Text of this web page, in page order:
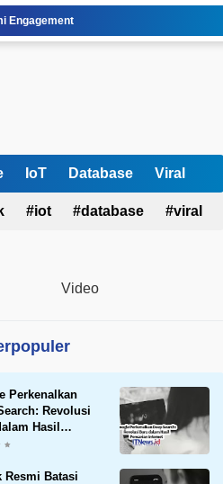
Engagement
& Siber Kanada
Refresh Timeline?
IoT Database Viral
iot database viral
Video
Perkenalkan
Revolusi
Hasil
Internet
Resmi Batasi